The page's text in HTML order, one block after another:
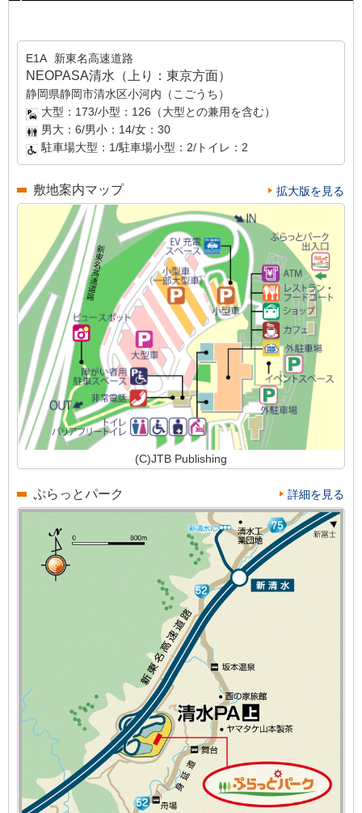
E1A 新東名高速道路
NEOPASA清水（上り：東京方面）
静岡県静岡市清水区小河内（こごうち）
大型：173/小型：126（大型との兼用を含む）
男大：6/男小：14/女：30
駐車場大型：1/駐車場小型：2/トイレ：2
敷地案内マップ 拡大版を見る
(C)JTB Publishing
ぷらっとパーク 詳細を見る